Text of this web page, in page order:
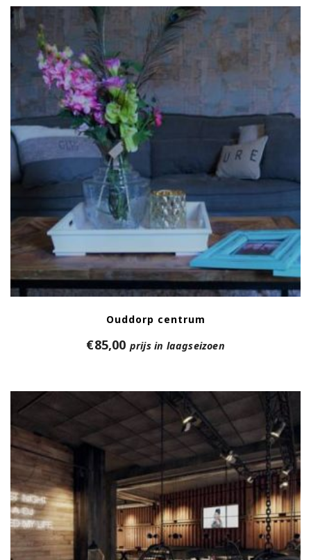
Ouddorp centrum
€85,00 prijs in laagseizoen